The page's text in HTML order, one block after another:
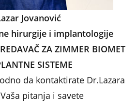
Jovanović
hirurgije i implantologije
ZA ZIMMER BIOMET
SISTEME
da kontaktirate Dr.Lazara
pitanja i savete